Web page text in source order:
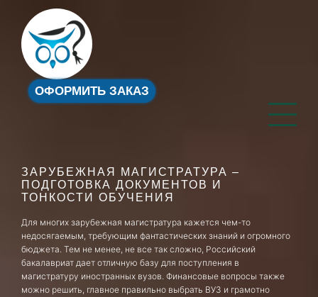
ОФОРМИТЬ ЗАКАЗ
ЗАРУБЕЖНАЯ МАГИСТРАТУРА –
ПОДГОТОВКА ДОКУМЕНТОВ И
ТОНКОСТИ ОБУЧЕНИЯ
Для многих зарубежная магистратура кажется чем-то
недосягаемым, требующим фантастических знаний и огромного
бюджета. Тем не менее, не все так сложно, Российский
бакалавриат дает отличную базу для поступления в
магистратуру иностранных вузов. Финансовые вопросы также
можно решить, главное правильно выбрать ВУЗ и грамотно